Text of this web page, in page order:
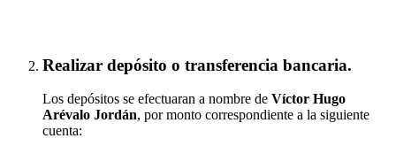
Realizar depósito o transferencia bancaria.
Los depósitos se efectuaran a nombre de Víctor Hugo
Arévalo Jordán, por monto correspondiente a la siguiente
cuenta: